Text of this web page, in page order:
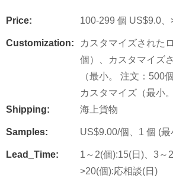
Price: 100-299 個 US$9.0
Customization:
カスタマイズされた
個）、カスタマイズ
（最小。 注文：500
カスタマイズ（最小
Shipping:
海上貨物
Samples: US$9.00/個、1 個 (最
Lead_Time:
1～2(個):15(日)、3～
>20(個):応相談(日)